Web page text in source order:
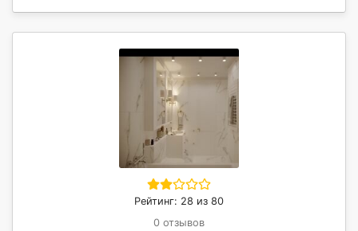
Рейтинг: 28 из 80
0 отзывов